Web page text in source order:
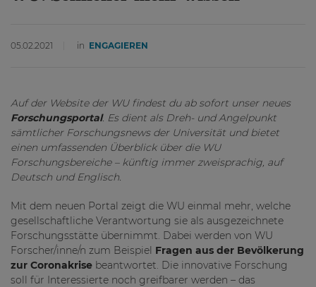
05.02.2021 in ENGAGIEREN
Auf der Website der WU findest du ab sofort unser neues
Forschungsportal. Es dient als Dreh- und Angelpunkt
sämtlicher Forschungsnews der Universität und bietet
einen umfassenden Überblick über die WU
Forschungsbereiche – künftig immer zweisprachig, auf
Deutsch und Englisch.
Mit dem neuen Portal zeigt die WU einmal mehr, welche
gesellschaftliche Verantwortung sie als ausgezeichnete
Forschungsstätte übernimmt. Dabei werden von WU
Forscher/inne/n zum Beispiel Fragen aus der Bevölkerung
zur Coronakrise beantwortet. Die innovative Forschung
soll für Interessierte noch greifbarer werden – das